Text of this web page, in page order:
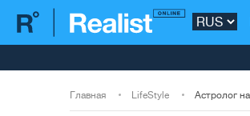
Главная LifeStyle